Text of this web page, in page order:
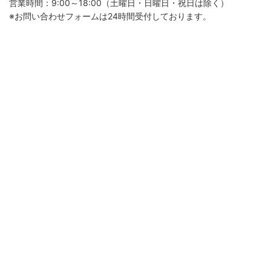
営業時間：9:00～18:00（土曜日・日曜日・祝日は除く）
※お問い合わせフォームは24時間受付しております。